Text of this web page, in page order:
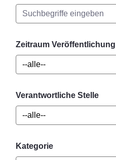
Zeitraum Veröffentlichung
Verantwortliche Stelle
Kategorie